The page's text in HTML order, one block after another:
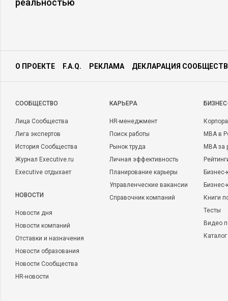
реальностью
О ПРОЕКТЕ F.A.Q. РЕКЛАМА ДЕКЛАРАЦИЯ
CООБЩЕСТВО
Лица Сообщества
Лига экспертов
История Сообщества
Журнал Executive.ru
Executive отдыхает
НОВОСТИ
Новости дня
Новости компаний
Отставки и назначения
Новости образования
Новости Сообщества
HR-новости
КАРЬЕРА
HR-менеджмент
Поиск работы
Рынок труда
Личная эффективность
Планирование карьеры
Управленческие вакансии
Справочник компаний
MBA в
MBA
Бизнес-
Книги
Тесты
Видео